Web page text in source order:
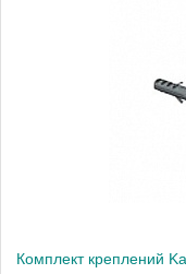
Комплект креплений